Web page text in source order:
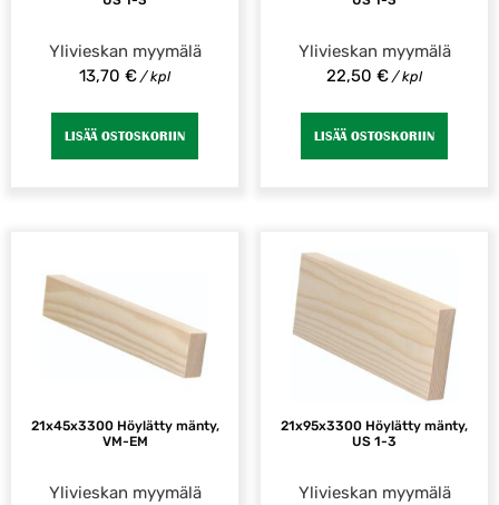
Ylivieskan myymälä
13,70 € / kpl
LISÄÄ OSTOSKORIIN
Ylivieskan myymälä
22,50 € / kpl
LISÄÄ OSTOSKORIIN
21x45x3300 Höylätty mänty,
VM-EM
Ylivieskan myymälä
21x95x3300 Höylätty mänty,
US 1-3
Ylivieskan myymälä